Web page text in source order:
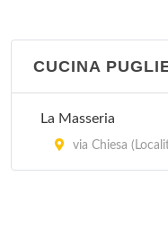
CUCINA
La Masseria
via Chiesa